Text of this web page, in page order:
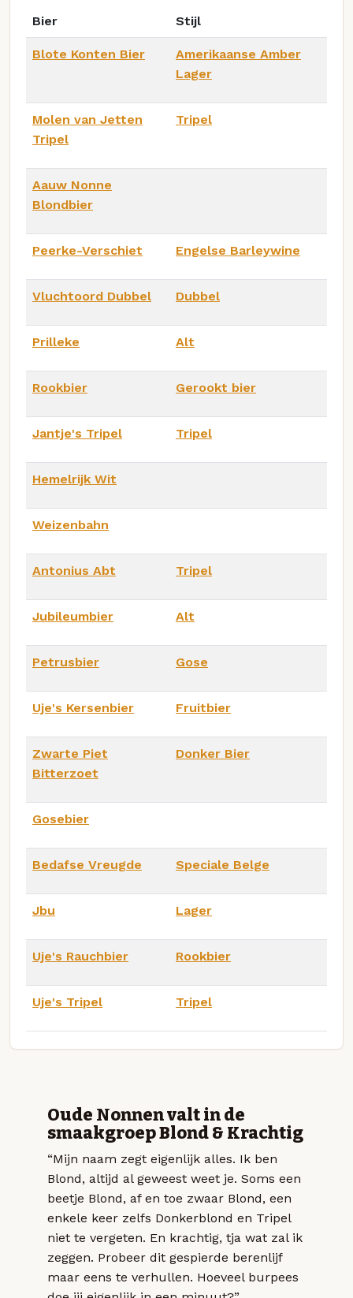
Bier Stijl
Blote Konten Bier
Amerikaanse Amber
Lager
Molen van Jetten
Tripel
Tripel
Aauw Nonne
Blondbier
Peerke-Verschiet Engelse Barleywine
Vluchtoord Dubbel Dubbel
Prilleke Alt
Rookbier Gerookt bier
Jantje's Tripel Tripel
Hemelrijk Wit
Weizenbahn
Antonius Abt Tripel
Jubileumbier Alt
Petrusbier Gose
Uje's Kersenbier Fruitbier
Zwarte Piet
Bitterzoet
Donker Bier
Gosebier
Bedafse Vreugde Speciale Belge
Jbu Lager
Uje's Rauchbier Rookbier
Uje's Tripel Tripel
Oude Nonnen valt in de
smaakgroep Blond & Krachtig
“Mijn naam zegt eigenlijk alles. Ik ben
Blond, altijd al geweest weet je. Soms een
beetje Blond, af en toe zwaar Blond, een
enkele keer zelfs Donkerblond en Tripel
niet te vergeten. En krachtig, tja wat zal ik
zeggen. Probeer dit gespierde berenlijf
maar eens te verhullen. Hoeveel burpees